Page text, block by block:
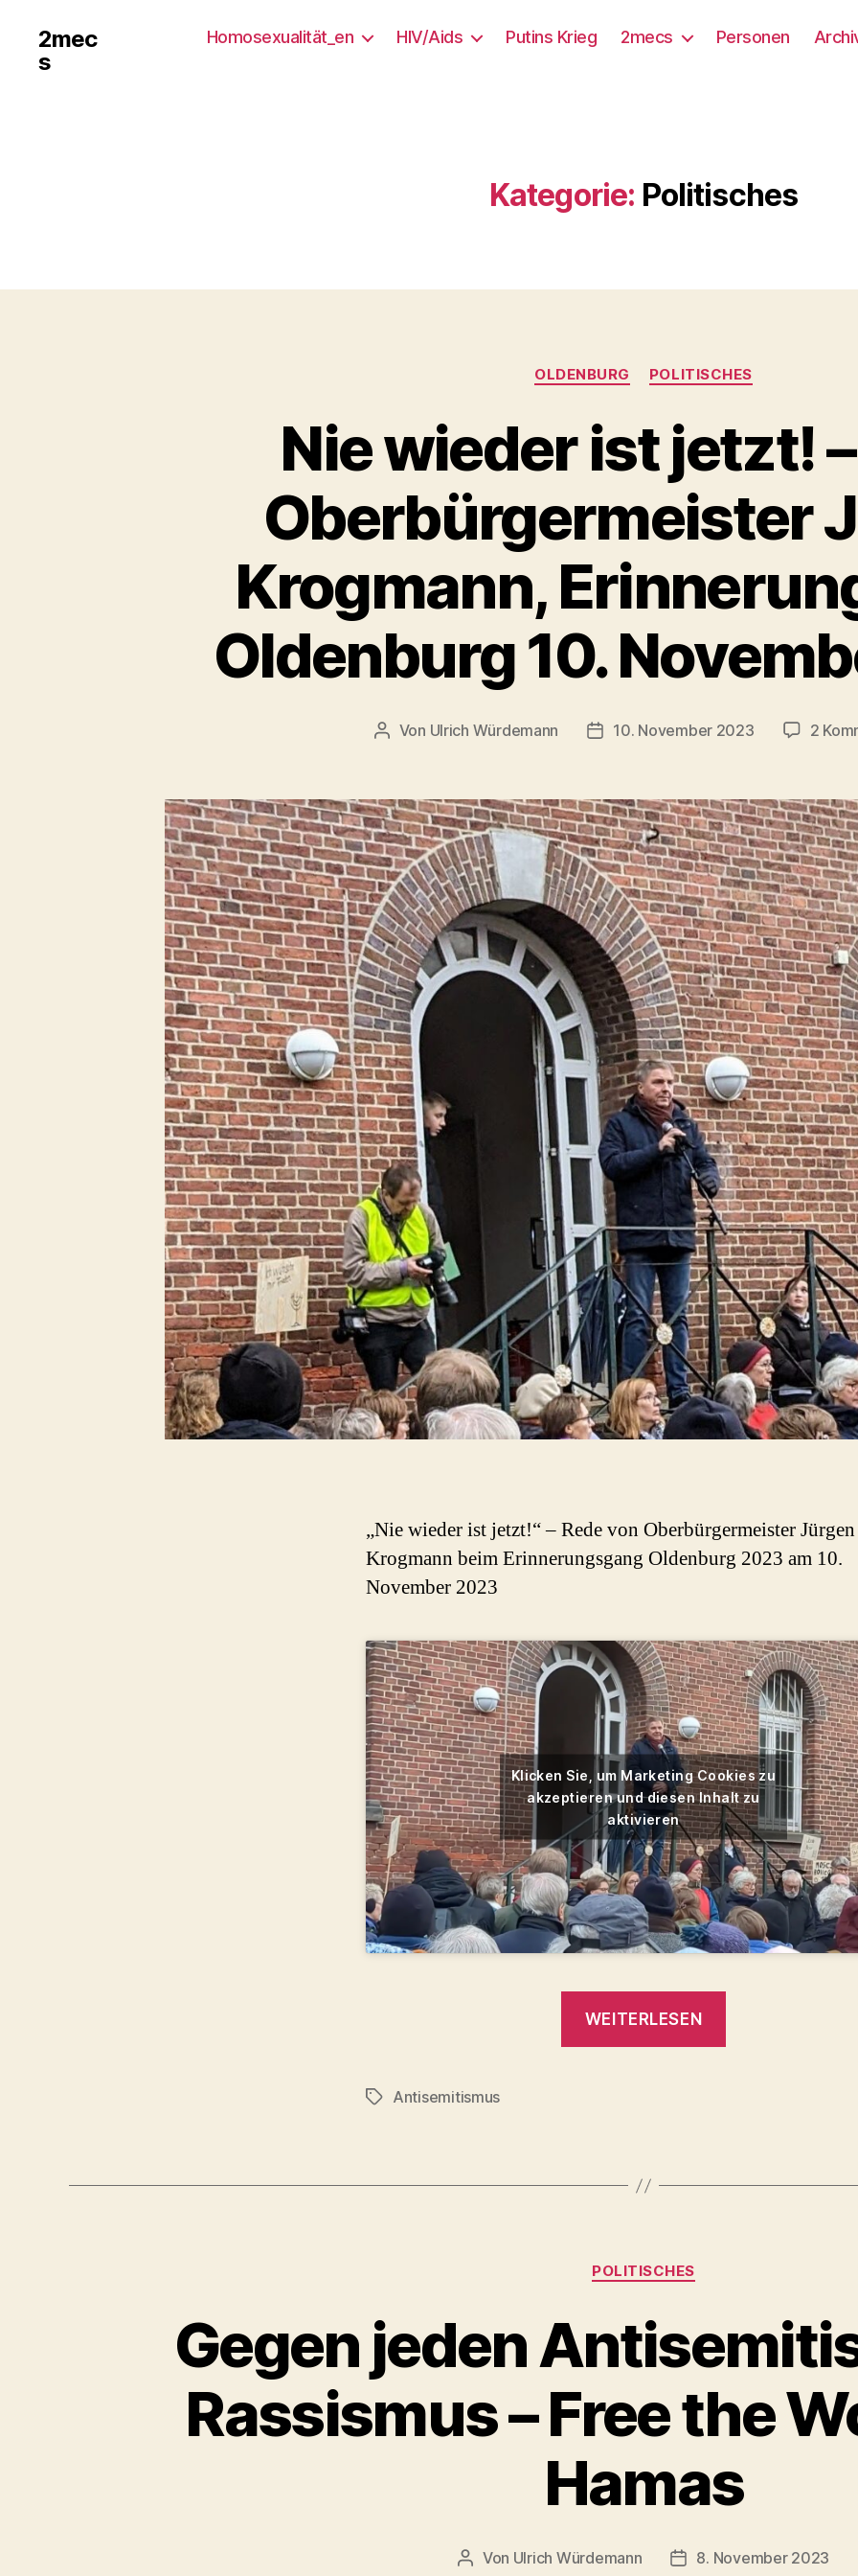
2mec
s
Homosexualität_en HIV/Aids Putins Krieg 2mecs Personen
Kategorie: Politisches
Kategorien
OLDENBURG POLITISCHES
Nie wieder ist jetzt!
Oberbürgermeister
Krogmann,
Oldenburg 10.
Beitragsautor
Von Ulrich Würdemann Beitragsdatum
10. November 2023 2
„Nie wieder ist jetzt!“ – Rede von Oberbürgermeister Jürgen
Krogmann beim Erinnerungsgang Oldenburg 2023 am 10.
November 2023
Klicken Sie, um Marketing Cookies zu
akzeptieren und diesen Inhalt zu
aktivieren
WEITERLESEN
10.
November
Schlagwörter
Antisemitismus
Kategorien
POLITISCHES
Gegen jeden
Rassismus – Free the
Hamas
Beitragsautor
Von Ulrich Würdemann Beitragsdatum
8. November 2023